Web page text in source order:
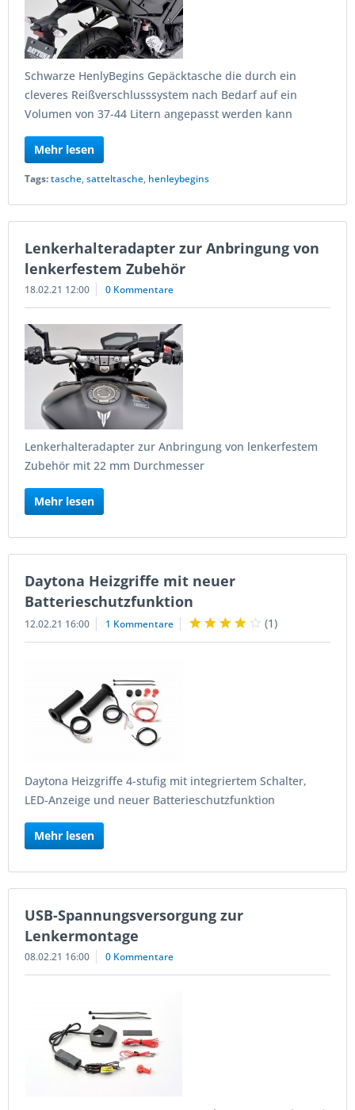
Schwarze HenlyBegins Gepäcktasche die durch ein
cleveres Reißverschlusssystem nach Bedarf auf ein
Volumen von 37-44 Litern angepasst werden kann
Mehr lesen
Tags:tasche,satteltasche, henleybegins
Lenkerhalteradapter zur Anbringung von
lenkerfestem Zubehör
18.02.21 12:00 0 Kommentare
Lenkerhalteradapter zur Anbringung von lenkerfestem
Zubehör mit 22 mm Durchmesser
Mehr lesen
Daytona Heizgriffe mit neuer
Batterieschutzfunktion
12.02.21 16:00 1 Kommentare (1)
Daytona Heizgriffe 4-stufig mit integriertem Schalter,
LED-Anzeige und neuer Batterieschutzfunktion
Mehr lesen
USB-Spannungsversorgung zur
Lenkermontage
08.02.21 16:00 0 Kommentare